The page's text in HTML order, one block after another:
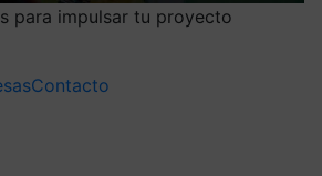
para impulsar tu proyecto
Contacto